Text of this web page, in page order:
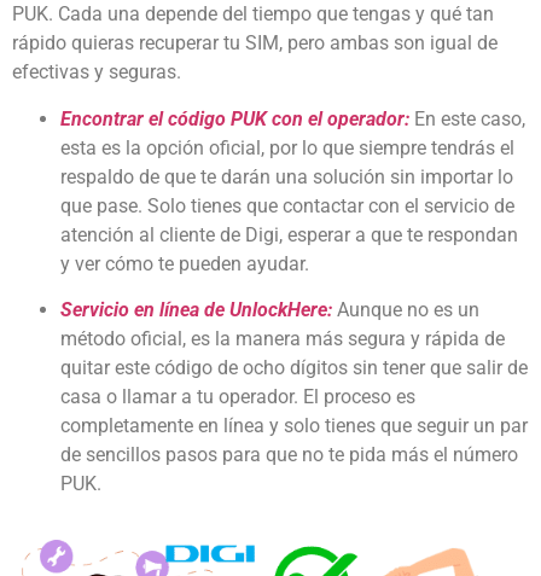
PUK. Cada una depende del tiempo que tengas y qué tan
rápido quieras recuperar tu SIM, pero ambas son igual de
efectivas y seguras.
Encontrar el código PUK con el operador: En este caso,
esta es la opción oficial, por lo que siempre tendrás el
respaldo de que te darán una solución sin importar lo
que pase. Solo tienes que contactar con el servicio de
atención al cliente de Digi, esperar a que te respondan
y ver cómo te pueden ayudar.
Servicio en línea de UnlockHere: Aunque no es un
método oficial, es la manera más segura y rápida de
quitar este código de ocho dígitos sin tener que salir de
casa o llamar a tu operador. El proceso es
completamente en línea y solo tienes que seguir un par
de sencillos pasos para que no te pida más el número
PUK.